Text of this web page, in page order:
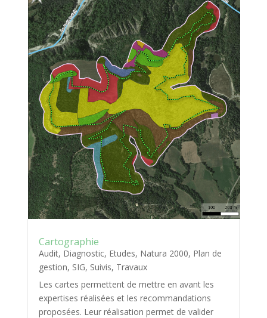
Cartographie
Audit, Diagnostic, Etudes, Natura 2000, Plan de
gestion, SIG, Suivis, Travaux
Les cartes permettent de mettre en avant les
expertises réalisées et les recommandations
proposées. Leur réalisation permet de valider